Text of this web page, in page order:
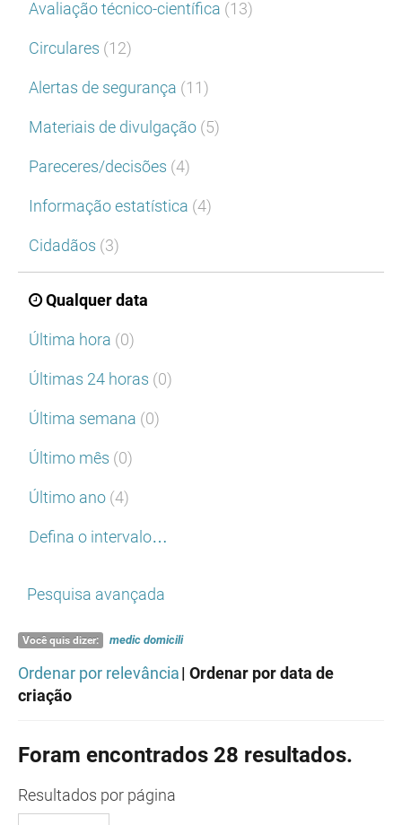
Avaliação técnico-científica (13)
Circulares (12)
Alertas de segurança (11)
Materiais de divulgação (5)
Pareceres/decisões (4)
Informação estatística (4)
Cidadãos (3)
Qualquer data
Última hora (0)
Últimas 24 horas (0)
Última semana (0)
Último mês (0)
Último ano (4)
Defina o intervalo…
Pesquisa avançada
Você quis dizer: medic domicili
Ordenar por relevância| Ordenar por data de
criação
Foram encontrados 28 resultados.
Resultados por página